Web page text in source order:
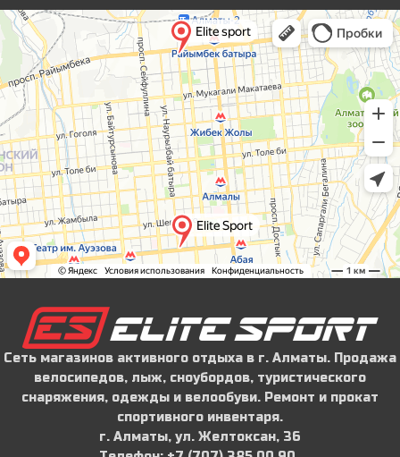
Сеть магазинов активного отдыха в г. Алматы. Продажа
велосипедов, лыж, сноубордов, туристического
снаряжения, одежды и велообуви. Ремонт и прокат
спортивного инвентаря.
г. Алматы, ул. Желтоксан, 36